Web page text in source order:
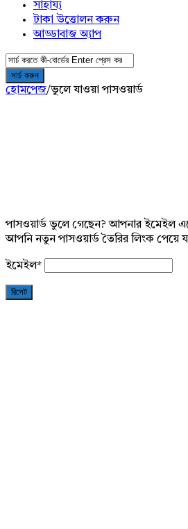
সাহায্য
টাকা উত্তোলন করুন
আড্ডাবাজ অ্যাপ
হোমপেজ/ভুলে যাওয়া পাসওয়ার্ড
পাসওয়ার্ড ভুলে গেছেন? আপনার ইমেইল
আপনি নতুন পাসওয়ার্ড তৈরির লিংক পেয়ে
ইমেইল*